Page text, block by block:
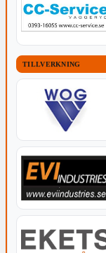
TILLVERKNING